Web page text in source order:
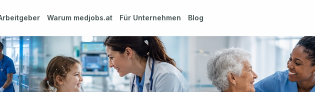
Warum medjobs.at Für Unternehmen Blog